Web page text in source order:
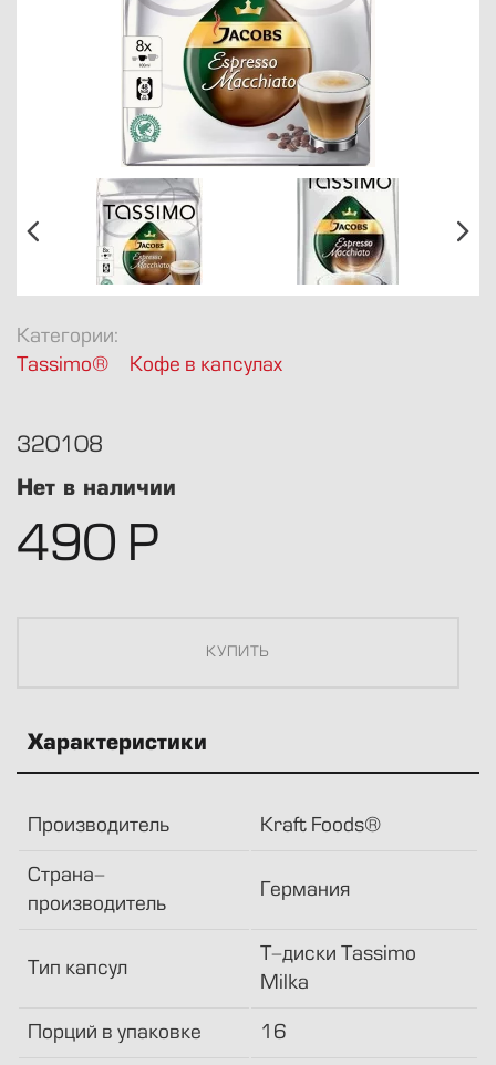
8 812 424-1947
info@avkofe.ru
Булы Куна 34
Пн.-Пт., 10-19
Категории:
Tassimo®
Кофе в капсулах
320108
Нет в наличии
490 Р
Характеристики
Производитель Kraft Foods®
Страна-
производитель
Германия
Тип капсул
T-диски Tassimo
Milka
Порций в упаковке 16